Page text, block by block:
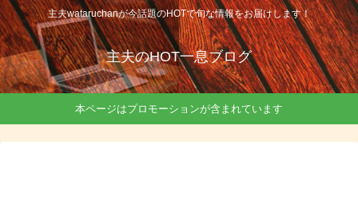
主夫wataruchanが今話題のHOTで旬な情報をお届けします！
主夫のHOT一息ブログ
本ページはプロモーションが含まれています